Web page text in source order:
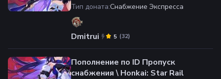
Тип доната:Снабжение Экспресса
Dmitrui (32)
5
Пополнение по ID Пропуск
снабжения \ Honkai: Star Rail